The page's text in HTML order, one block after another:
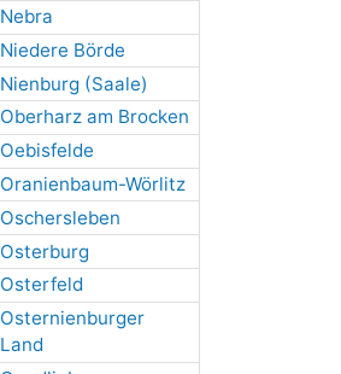
Nebra
Niedere Börde
Nienburg (Saale)
Oberharz am Brocken
Oebisfelde
Oranienbaum-Wörlitz
Oschersleben
Osterburg
Osterfeld
Osternienburger
Land